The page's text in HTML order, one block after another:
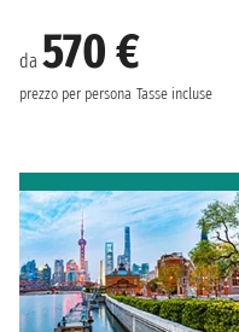
da 570 €
prezzo per persona Tasse incluse